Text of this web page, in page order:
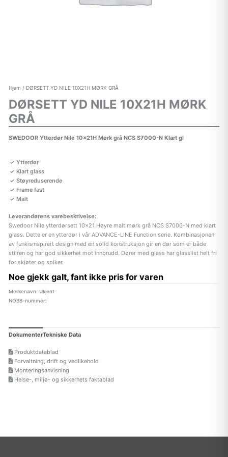
Hjem / DØRSETT YD NILE 10X21H MØRK GRÅ
DØRSETT YD NILE 10X21H MØRK
GRÅ
SWEDOOR Ytterdør Nile 10x21H Mørk grå NCS S7000-N Klart gl
Ytterdør
Klart glass
Støyreduserende
Frame fast
Malt
Leverandørens varebeskrivelse:
Swedoor Nile ytterdørsett 10×21 Høyre malt mørk grå NCS S7000-N med klart
glass. Dette er en ytterdør i vår ADVANCE-LINE Function serie. Kombinasjonen
av funkisinspirert design med en solid konstruksjon gir en dør som er både
stilren og har god sikkerhet mot innbrudd. Dører med glass har glasslist helt fri
for skjøter og spiker.
Noe gjekk galt, fant ikke pris for varen
Merkenavn: Ukjent
NOBB-nummer:
DokumenterTekniske Data
Produktdatablad
Forvaltning, drift og vedlikehold
Monteringsanvisning
Helse-, miljø- og sikkerhets faktablad